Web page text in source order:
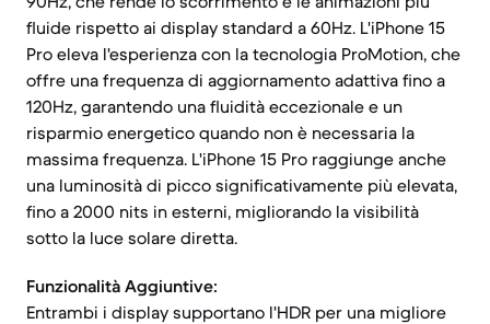
fluide rispetto ai display standard a 60Hz. L'iPhone 15
Pro eleva l'esperienza con la tecnologia ProMotion, che
offre una frequenza di aggiornamento adattiva fino a
120Hz, garantendo una fluidità eccezionale e un
risparmio energetico quando non è necessaria la
massima frequenza. L'iPhone 15 Pro raggiunge anche
una luminosità di picco significativamente più elevata,
fino a 2000 nits in esterni, migliorando la visibilità
sotto la luce solare diretta.
Funzionalità Aggiuntive:
Entrambi i display supportano l'HDR per una migliore